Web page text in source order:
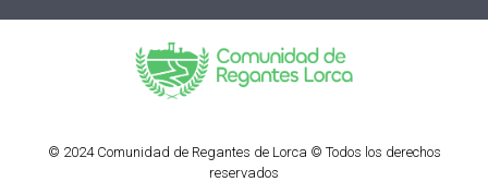
© 2024 Comunidad de Regantes de Lorca © Todos los derechos
reservados